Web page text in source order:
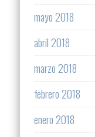
mayo 2018
abril 2018
marzo 2018
febrero 2018
enero 2018